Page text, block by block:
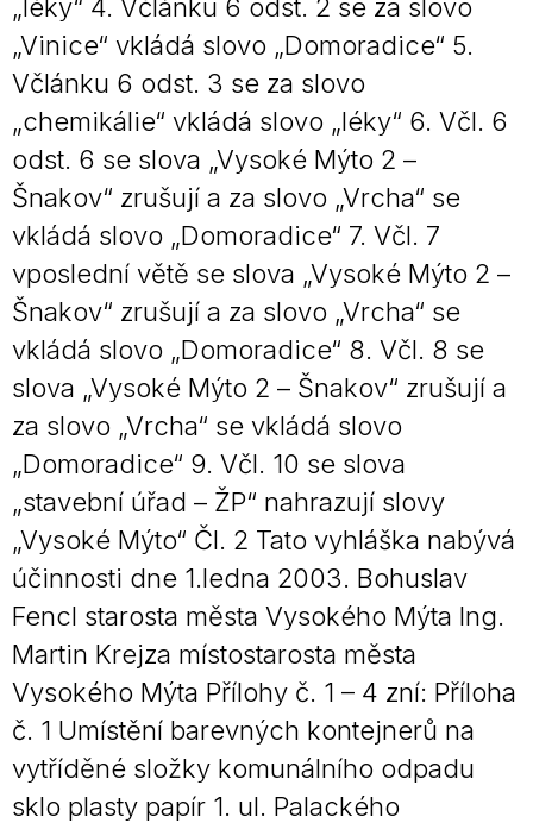
„léky“ 4. Včlánku 6 odst. 2 se za slovo
„Vinice“ vkládá slovo „Domoradice“ 5.
Včlánku 6 odst. 3 se za slovo
„chemikálie“ vkládá slovo „léky“ 6. Včl. 6
odst. 6 se slova „Vysoké Mýto 2 –
Šnakov“ zrušují a za slovo „Vrcha“ se
vkládá slovo „Domoradice“ 7. Včl. 7
vposlední větě se slova „Vysoké Mýto 2 –
Šnakov“ zrušují a za slovo „Vrcha“ se
vkládá slovo „Domoradice“ 8. Včl. 8 se
slova „Vysoké Mýto 2 – Šnakov“ zrušují a
za slovo „Vrcha“ se vkládá slovo
„Domoradice“ 9. Včl. 10 se slova
„stavební úřad – ŽP“ nahrazují slovy
„Vysoké Mýto“ Čl. 2 Tato vyhláška nabývá
účinnosti dne 1.ledna 2003. Bohuslav
Fencl starosta města Vysokého Mýta Ing.
Martin Krejza místostarosta města
Vysokého Mýta Přílohy č. 1 – 4 zní: Příloha
č. 1 Umístění barevných kontejnerů na
vytříděné složky komunálního odpadu
sklo plasty papír 1. ul. Palackého